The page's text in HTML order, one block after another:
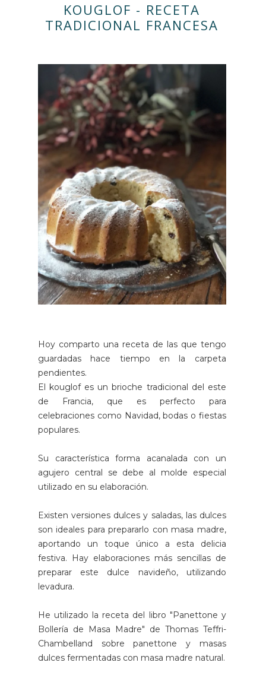
KOUGLOF - RECETA
TRADICIONAL FRANCESA
Hoy comparto una receta de las que tengo
guardadas hace tiempo en la carpeta
pendientes.
El kouglof es un brioche tradicional del este
de Francia, que es perfecto para
celebraciones como Navidad, bodas o fiestas
populares.
Su característica forma acanalada con un
agujero central se debe al molde especial
utilizado en su elaboración.
Existen versiones dulces y saladas, las dulces
son ideales para prepararlo con masa madre,
aportando un toque único a esta delicia
festiva. Hay elaboraciones más sencillas de
preparar este dulce navideño, utilizando
levadura.
He utilizado la receta del libro "Panettone y
Bollería de Masa Madre" de Thomas Teffri-
Chambelland sobre panettone y masas
dulces fermentadas con masa madre natural.